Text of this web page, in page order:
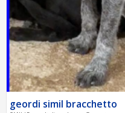
geordi simil bracchetto